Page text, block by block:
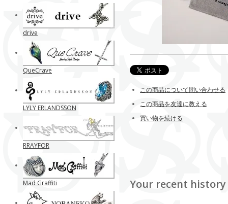
この商品について問い合わせる
この商品を友達に教える
買い物を続ける
Your recent history
drive
QueCrave
LYLY ERLANDSSON
RRAYFOR
Mad Graffiti